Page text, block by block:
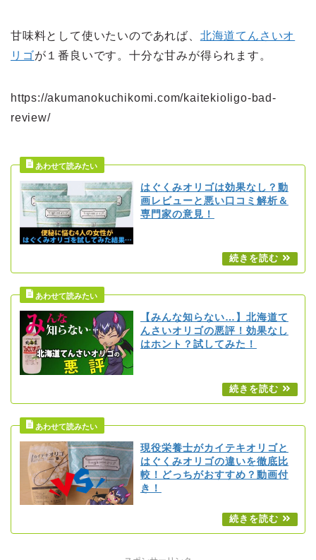
甘味料として使いたいのであれば、 北海道てんさいオ
リゴが１番良いです。十分な甘みが得られます。
https://akumanokuchikomi.com/kaitekioligo-bad-
review/
はぐくみオリゴは効果なし？動
画レビューと悪い口コミ解析＆
専門家の意見！
【みんな知らない…】北海道て
んさいオリゴの悪評！効果なし
はホント？試してみた！
現役栄養士がカイテキオリゴと
はぐくみオリゴの違いを徹底比
較！どっちがおすすめ？動画付
き！